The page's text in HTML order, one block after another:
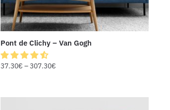
Pont de Clichy – Van Gogh
37.30€ –307.30€